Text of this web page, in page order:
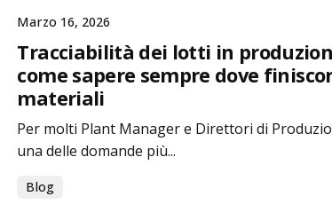
Marzo 16, 2026
Tracciabilità dei lotti in
come sapere sempre dove
materiali
Per molti Plant Manager e Direttori di
una delle domande più...
Blog